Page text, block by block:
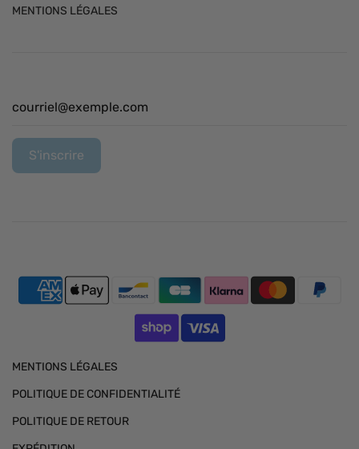
MENTIONS LÉGALES
MENTIONS LÉGALES
POLITIQUE DE CONFIDENTIALITÉ
POLITIQUE DE RETOUR